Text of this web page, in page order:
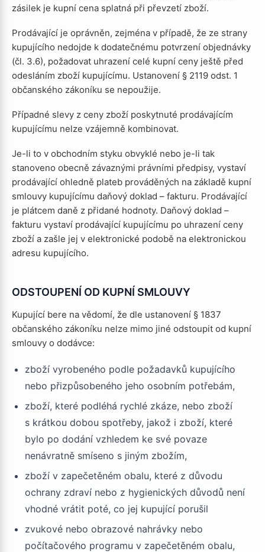
zásilek je kupní cena splatná při převzetí zboží.
Prodávající je oprávněn, zejména v případě, že ze strany
kupujícího nedojde k dodatečnému potvrzení objednávky
(čl. 3.6), požadovat uhrazení celé kupní ceny ještě před
odesláním zboží kupujícímu. Ustanovení § 2119 odst. 1
občanského zákoníku se nepoužije.
Případné slevy z ceny zboží poskytnuté prodávajícím
kupujícímu nelze vzájemně kombinovat.
Je-li to v obchodním styku obvyklé nebo je-li tak
stanoveno obecně závaznými právními předpisy, vystaví
prodávající ohledně plateb prováděných na základě kupní
smlouvy kupujícímu daňový doklad – fakturu. Prodávající
je plátcem daně z přidané hodnoty. Daňový doklad –
fakturu vystaví prodávající kupujícímu po uhrazení ceny
zboží a zašle jej v elektronické podobě na elektronickou
adresu kupujícího.
ODSTOUPENÍ OD KUPNÍ SMLOUVY
Kupující bere na vědomí, že dle ustanovení § 1837
občanského zákoníku nelze mimo jiné odstoupit od kupní
smlouvy o dodávce:
zboží vyrobeného podle požadavků kupujícího
nebo přizpůsobeného jeho osobním potřebám,
zboží, které podléhá rychlé zkáze, nebo zboží
s krátkou dobou spotřeby, jakož i zboží, které
bylo po dodání vzhledem ke své povaze
nenávratně smíseno s jiným zbožím,
zboží v zapečetěném obalu, které z důvodu
ochrany zdraví nebo z hygienických důvodů není
vhodné vrátit poté, co jej kupující porušil
zvukové nebo obrazové nahrávky nebo
počítačového programu v zapečetěném obalu,